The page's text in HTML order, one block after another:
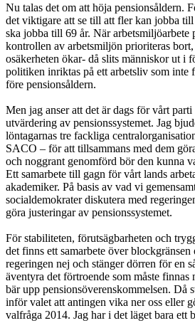
Nu talas det om att höja pensionsåldern.
det viktigare att se till att fler kan jobba
ska jobba till 69 år. När arbetsmiljöarbete
kontrollen av arbetsmiljön prioriteras bort,
osäkerheten ökar- då slits människor ut i
politiken inriktas på ett arbetsliv som inte
före pensionsåldern.
Men jag anser att det är dags för vårt
utvärdering av pensionssystemet. Jag
löntagarnas tre fackliga
SACO – för att tillsammans med dem
och noggrant genomförd bör den kunna
Ett samarbete till gagn för vårt lands
akademiker. På basis av vad vi
socialdemokrater diskutera med
göra justeringar av pensionssystemet.
För stabiliteten, förutsägbarheten och
det finns ett samarbete över blockgränsen
regeringen nej och stänger dörren för en
äventyra det förtroende som måste finnas
bär upp pensionsöverenskommelsen. Då
inför valet att antingen vika ner oss eller
valfråga 2014. Jag har i det läget bara ett